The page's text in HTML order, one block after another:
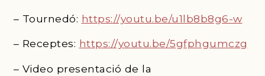
– Tournedó: https://youtu.be/u1lb8b8g6-w
– Receptes: https://youtu.be/5gfphgumczg
– Video presentació de la